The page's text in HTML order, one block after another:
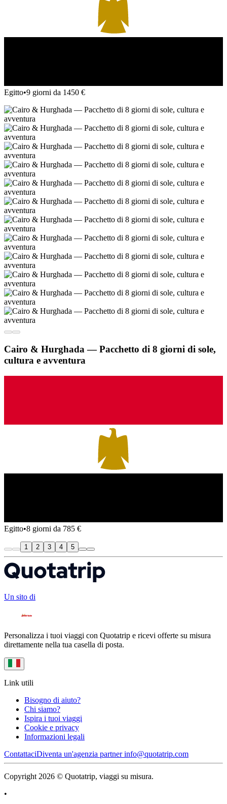
Egitto•9 giorni da 1450 €
Cairo & Hurghada — Pacchetto di 8 giorni di sole,
cultura e avventura
Egitto•8 giorni da 785 €
1 2 3 4 5
Un sito di
Personalizza i tuoi viaggi con Quotatrip e ricevi offerte su misura
direttamente nella tua casella di posta.
Link utili
Bisogno di aiuto?
Chi siamo?
Ispira i tuoi viaggi
Cookie e privacy
Informazioni legali
ContattaciDiventa un'agenzia partnerinfo@quotatrip.com
Copyright 2026 © Quotatrip, viaggi su misura.
•